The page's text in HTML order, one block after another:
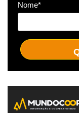
Nome*